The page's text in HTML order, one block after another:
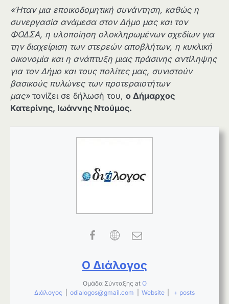
«Ήταν μια εποικοδομητική συνάντηση, καθώς η
συνεργασία ανάμεσα στον Δήμο μας και τον
ΦΟΔΣΑ, η υλοποίηση ολοκληρωμένων σχεδίων για
την διαχείριση των στερεών αποβλήτων, η κυκλική
οικονομία και η ανάπτυξη μιας πράσινης αντίληψης
για τον Δήμο και τους πολίτες μας, συνιστούν
βασικούς πυλώνες των προτεραιοτήτων
μας»τονίζει σε δήλωσή του, ο Δήμαρχος
Κατερίνης, Ιωάννης Ντούμος.
Ο Διάλογος
Ομάδα Σύνταξης at Ο
Διάλογος
odialogos@gmail.com Website + posts